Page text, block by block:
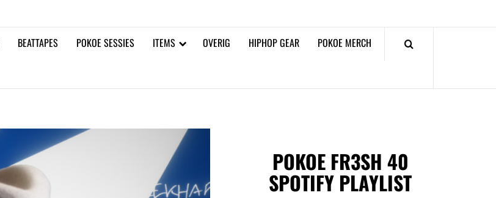
BEATTAPES POKOE SESSIES ITEMS OVERIG HIPHOP GEAR POKOE MERCH
POKOE FR3SH 40
SPOTIFY PLAYLIST